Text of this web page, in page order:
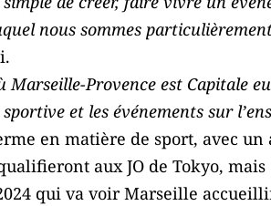
nous sommes
Marseille-Provence est Capitale
et les événements sur
en matière de sport, avec un
aux JO de Tokyo,
qui va voir Marseille